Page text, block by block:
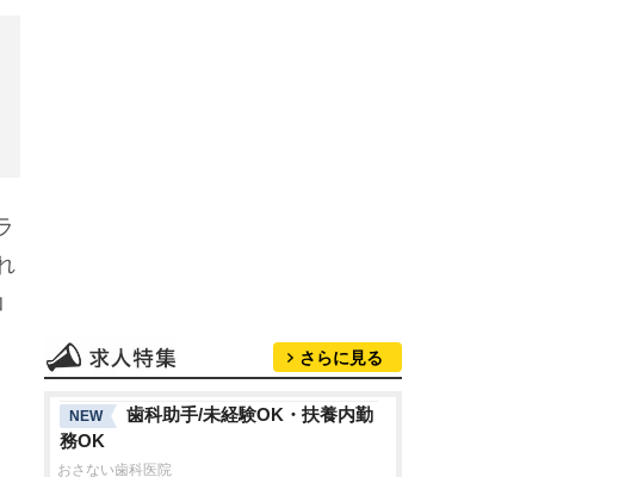
さらに見る
NEW
歯科助手/未経験OK・扶養内勤
務OK
おさない歯科医院